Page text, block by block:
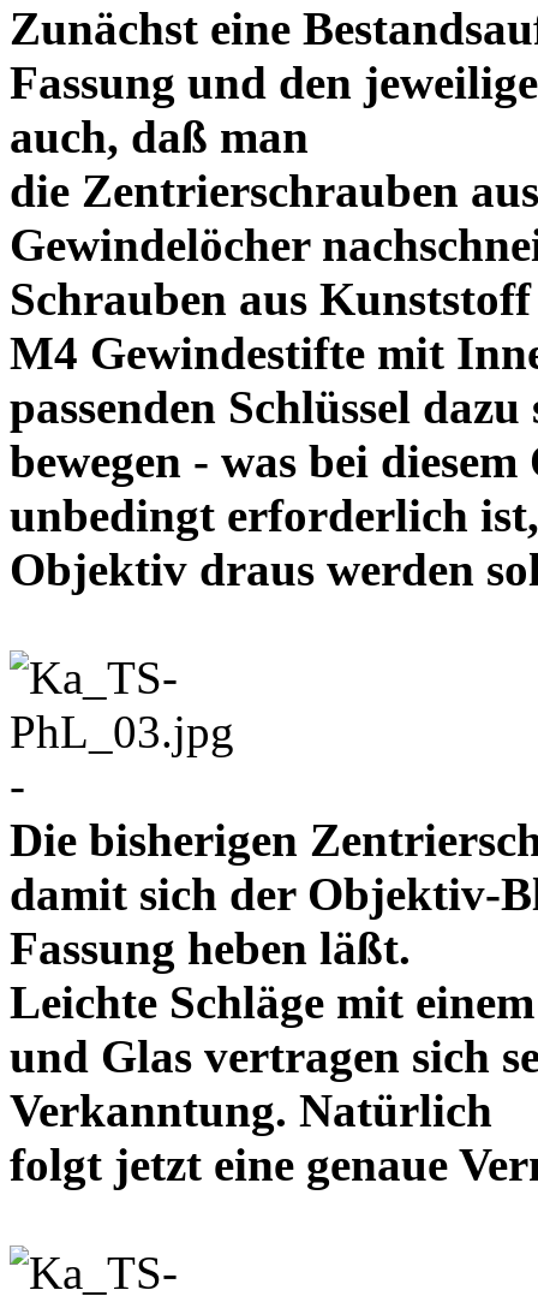
Zunächst eine
Fassung und den
auch, daß man
die Zentrierschrauben
Gewindelöcher
Schrauben aus
M4 Gewindestifte mit
passenden Schlüssel
bewegen - was bei
unbedingt erforderlich
Objektiv draus
-
Die bisherigen
damit sich der Objektiv-
Fassung heben läßt.
Leichte Schläge mit
und Glas vertragen sich
Verkanntung. Natürlich
folgt jetzt eine genaue